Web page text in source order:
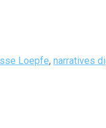
Loepfe, narratives